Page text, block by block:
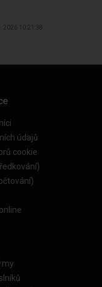
10:21:38
údajů
cookie